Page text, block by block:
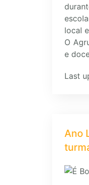
local
O
e
Last
Ano